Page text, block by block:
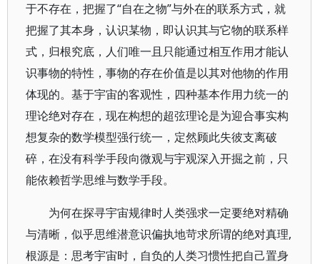
于不存在，把握了“自在之物”与外在的联系方式，就
把握了其本身，认识某物，即认识其与它物的联系样
式，归根究底，人们唯一且只能通过相互作用才能认
识事物的特性，事物的存在价值是以其对他物的作用
体现的。基于宇宙的客观性，四种基本作用力统一的
理论绝对存在，现在构想的超弦理论是为迎合事实构
想复杂的数学模型强行统一，定然顾此失彼支离破
碎，在没有科学手段向微观与宇观深入开掘之前，只
能依赖哲学思维与数学手段。
为何在探寻宇宙规律时人类强求一定要绝对精确
与清晰，似乎思维潜意识偏执地苛求所谓的绝对真理,
根源是：思考宇宙时，自负的人类习惯性把自己置身